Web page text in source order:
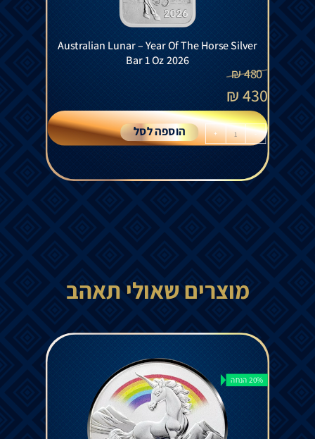
Australian Lunar – Year Of The Horse Silver
Bar 1 Oz 2026
480
₪
430
₪
-
+ הוספה לסל
מוצרים שאולי תאהב
20% הנחה